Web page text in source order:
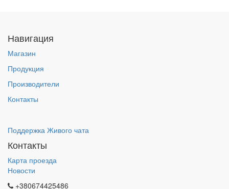
Навигация
Магазин
Продукция
Производители
Контакты
Поддержка Живого чата
Контакты
Карта проезда
Новости
+380674425486